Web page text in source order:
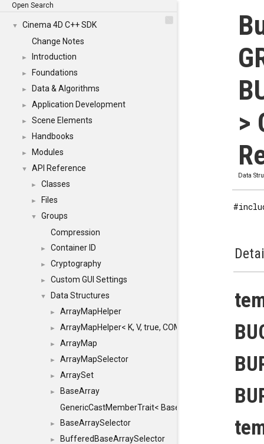
Open Search
▼
Cinema 4D C++ SDK
Change Notes
► Introduction
► Foundations
► Data & Algorithms
► Application Development
► Scene Elements
► Handbooks
► Modules
▼ API Reference
► Classes
► Files
▼
Groups
Compression
► Container ID
► Cryptography
► Custom GUI Settings
▼ Data Structures
► ArrayMapHelper
► ArrayMapHelper< K, V, true, COMPARE, ARRAY >
► ArrayMap
► ArrayMapSelector
► ArraySet
►
BaseArray
GenericCastMemberTrait< BaseArray< TO >,
► BaseArraySelector
►
BufferedBaseArraySelector
>
Data